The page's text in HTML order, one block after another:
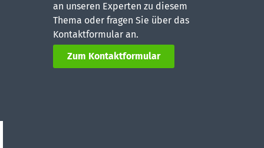
an unseren Experten zu diesem
Thema oder fragen Sie über das
Kontaktformular an.
Zum Kontaktformular